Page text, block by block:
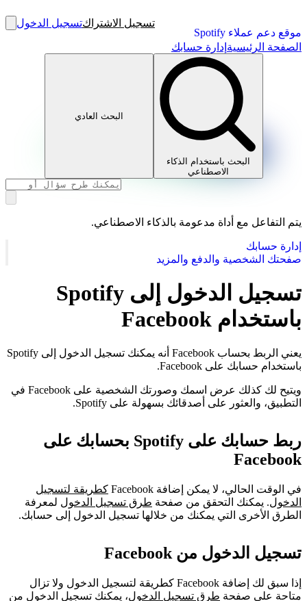
موقع دعم عملاء Spotify
تسجيل الاشتراكتسجيل الدخول
الصفحة الرئيسية إدارة حسابك
البحث باستخدام الذكاء
الاصطناعي
البحث العادي
يتم التفاعل مع أداة مدعومة بالذكاء الاصطناعي.
إدارة حسابك
صفحتك الشخصية والدفع والمزيد
تسجيل الدخول إلى Spotify
باستخدام Facebook
يعني الربط بحساب Facebook أنه يمكنك تسجيل الدخول إلى Spotify
باستخدام حسابك على Facebook.
ويتيح لك كذلك عرض اسمك وصورتك الشخصية على Facebook في
التطبيق، والعثور على أصدقائك بسهولة على Spotify.
ربط حسابك على Spotify بحسابك على
Facebook
في الوقت الحالي، لا يمكن إضافة Facebook
كطريقة لتسجيل
الدخول. يمكنك التحقق من صفحة طرق تسجيل الدخول لمعرفة
الطرق الأخرى التي يمكنك من خلالها تسجيل الدخول إلى حسابك.
تسجيل الدخول من Facebook
إذا سبق لك إضافة Facebook كطريقة لتسجيل الدخول ولا تزال
متاحة على صفحة طرق تسجيل الدخول، يمكنك تسجيل الدخول من